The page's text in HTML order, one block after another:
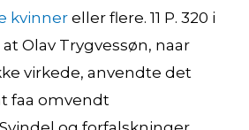
kvinner eller flere. 11 P. 320 i
Olav Trygvessøn, naar
virkede, anvendte det
faa omvendt